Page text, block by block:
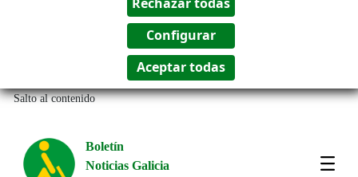
Salto al contenido
Boletín
Noticias Galicia